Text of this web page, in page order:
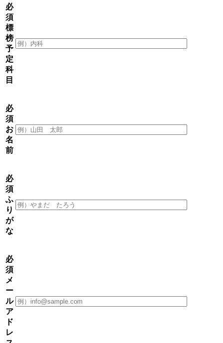
必
須
標
榜
予
定
科
目
必
須
お
名
前
必
須
ふ
り
が
な
必
須
メ
ー
ル
ア
ド
レ